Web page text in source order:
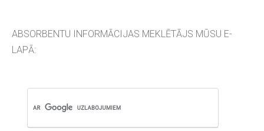
ABSORBENTU INFORMĀCIJAS MEKLĒTĀJS MŪSU E-
LAPĀ: